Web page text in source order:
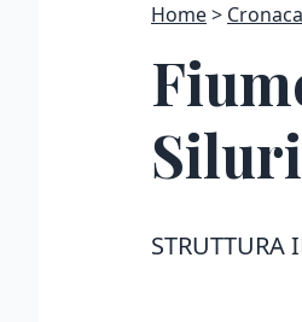
Home Cronaca
STRUTTURA